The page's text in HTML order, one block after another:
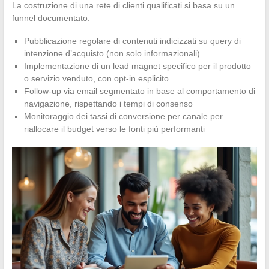
La costruzione di una rete di clienti qualificati si basa su un
funnel documentato:
Pubblicazione regolare di contenuti indicizzati su query di
intenzione d’acquisto (non solo informazionali)
Implementazione di un lead magnet specifico per il prodotto
o servizio venduto, con opt-in esplicito
Follow-up via email segmentato in base al comportamento di
navigazione, rispettando i tempi di consenso
Monitoraggio dei tassi di conversione per canale per
riallocare il budget verso le fonti più performanti